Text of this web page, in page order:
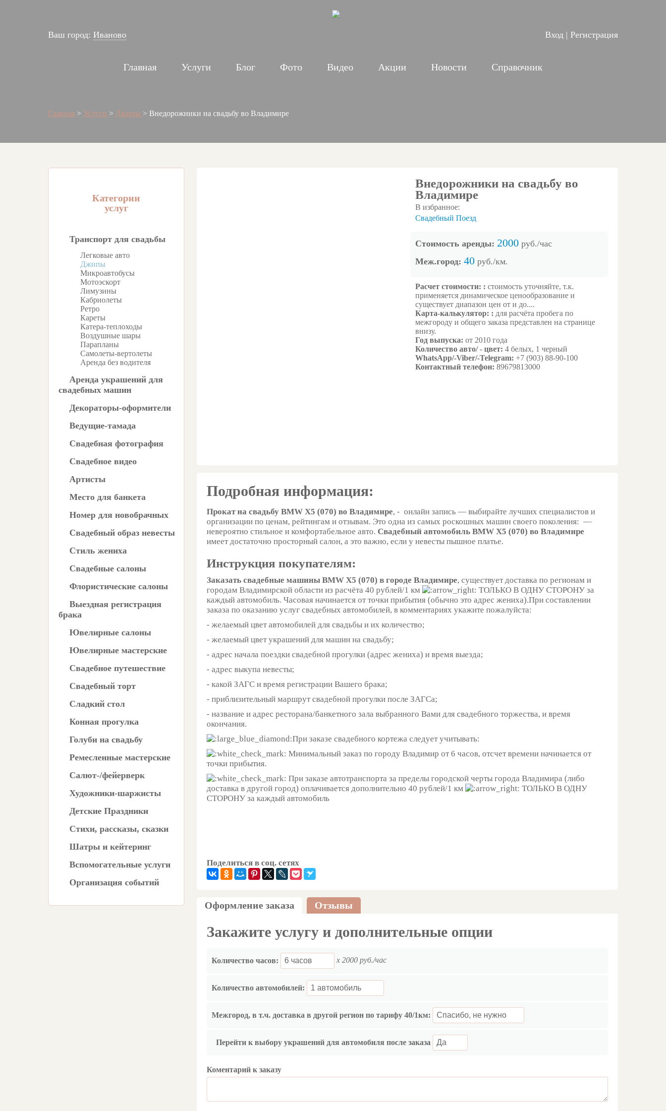
Ваш город: Иваново Вход | Регистрация
Главная Услуги Блог Фото Видео Акции Новости Справочник
Главная > Услуги > Джипы > Внедорожники на свадьбу во Владимире
Категории
услуг
Транспорт для свадьбы
Легковые авто
Джипы
Микроавтобусы
Мотоэскорт
Лимузины
Кабриолеты
Ретро
Кареты
Катера-теплоходы
Воздушные шары
Парапланы
Самолеты-вертолеты
Аренда без водителя
Аренда украшений для
свадебных машин
Декораторы-оформители
Ведущие-тамада
Свадебная фотография
Свадебное видео
Артисты
Место для банкета
Номер для новобрачных
Свадебный образ невесты
Стиль жениха
Свадебные салоны
Флористические салоны
Выездная регистрация
брака
Ювелирные салоны
Ювелирные мастерские
Свадебное путешествие
Свадебный торт
Сладкий стол
Конная прогулка
Голуби на свадьбу
Ремесленные мастерские
Салют-/фейерверк
Художники-шаржисты
Детские Праздники
Стихи, рассказы, сказки
Шатры и кейтеринг
Вспомогательные услуги
Организация событий
Внедорожники на свадьбу во
Владимире
В избранное:
Свадебный Поезд
Стоимость аренды: 2000 руб./час
Меж.город: 40 руб./км.
Расчет стоимости: : стоимость уточняйте, т.к.
применяется динамическое ценообразование и
существует диапазон цен от и до....
Карта-калькулятор: : для расчёта пробега по
межгороду и общего заказа представлен на странице
внизу.
Год выпуска: от 2010 года
Количество авто/ - цвет: 4 белых, 1 черный
WhatsApp/-Viber/-Telegram: +7 (903) 88-90-100
Контактный телефон: 89679813000
Подробная информация:
Прокат на свадьбу BMW X5 (070) во Владимире, - онлайн запись — выбирайте лучших специалистов и
организации по ценам, рейтингам и отзывам. Это одна из самых роскошных машин своего поколения: —
невероятно стильное и комфортабельное авто. Свадебный автомобиль BMW X5 (070) во Владимире
имеет достаточно просторный салон, а это важно, если у невесты пышное платье.
Инструкция покупателям:
Заказать свадебные машины BMW X5 (070) в городе Владимире, существует доставка по регионам и
городам Владимирской области из расчёта 40 рублей/1 км
ТОЛЬКО В ОДНУ СТОРОНУ за
каждый автомобиль. Часовая начинается от точки прибытия (обычно это адрес жениха).При составлении
заказа по оказанию услуг свадебных автомобилей, в комментариях укажите пожалуйста:
- желаемый цвет автомобилей для свадьбы и их количество;
- желаемый цвет украшений для машин на свадьбу;
- адрес начала поездки свадебной прогулки (адрес жениха) и время выезда;
- адрес выкупа невесты;
- какой ЗАГС и время регистрации Вашего брака;
- приблизительный маршрут свадебной прогулки после ЗАГСа;
- название и адрес ресторана/банкетного зала выбранного Вами для свадебного торжества, и время
окончания.
При заказе свадебного кортежа следует учитывать:
Минимальный заказ по городу Владимир от 6 часов, отсчет времени начинается от
точки прибытия.
При заказе автотранспорта за пределы городской черты города Владимира (либо
доставка в другой город) оплачивается дополнительно 40 рублей/1 км
ТОЛЬКО В ОДНУ
СТОРОНУ за каждый автомобиль
Поделиться в соц. сетях
Оформление заказа Отзывы
Закажите услугу и дополнительные опции
Количество часов: x 2000 руб./час
Количество автомобилей:
Межгород, в т.ч. доставка в другой регион по тарифу 40/1км:
Перейти к выбору украшений для автомобиля после заказа
Коментарий к заказу